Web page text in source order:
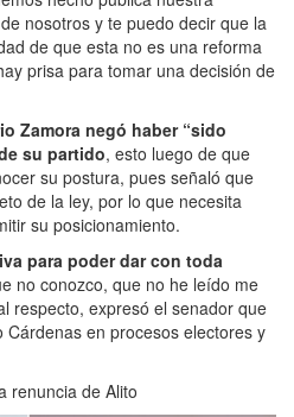
nosotros y te puedo decir que la
de que esta no es una reforma
prisa para tomar una decisión de
Zamora negó haber “sido
su partido, esto luego de que
su postura, pues señaló que
de la ley, por lo que necesita
su posicionamiento.
para poder dar con toda
no conozco, que no he leído me
respecto, expresó el senador que
en procesos electores y
renuncia de Alito